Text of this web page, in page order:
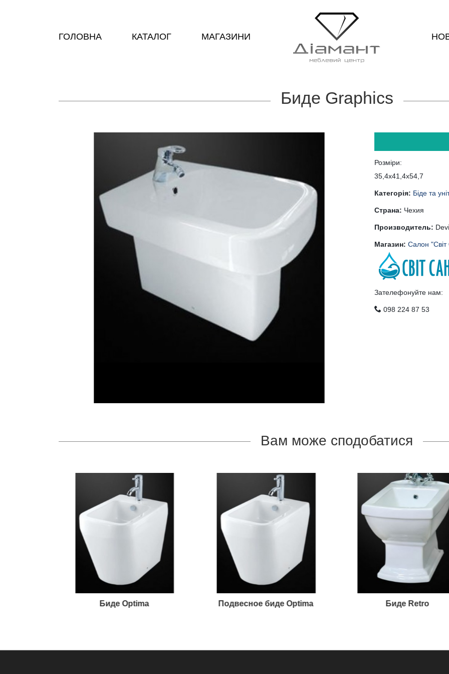
ГОЛОВНА КАТАЛОГ МАГАЗИНИ
Биде Graphics
Розміри:
35,4х41,4х54,7
Категорія: Біде та
Страна: Чехия
Производитель:
Магазин: Салон "Світ
Зателефонуйте нам:
098 224 87 53
Вам може сподобатися
Биде Optima Подвесное биде Optima Биде Retro